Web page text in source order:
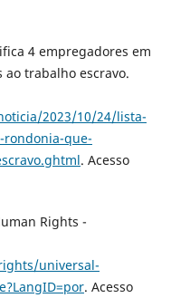
4 empregadores em
ao trabalho escravo.
2023/10/24/lista-
que-
. Acesso
Rights -
universal-
. Acesso